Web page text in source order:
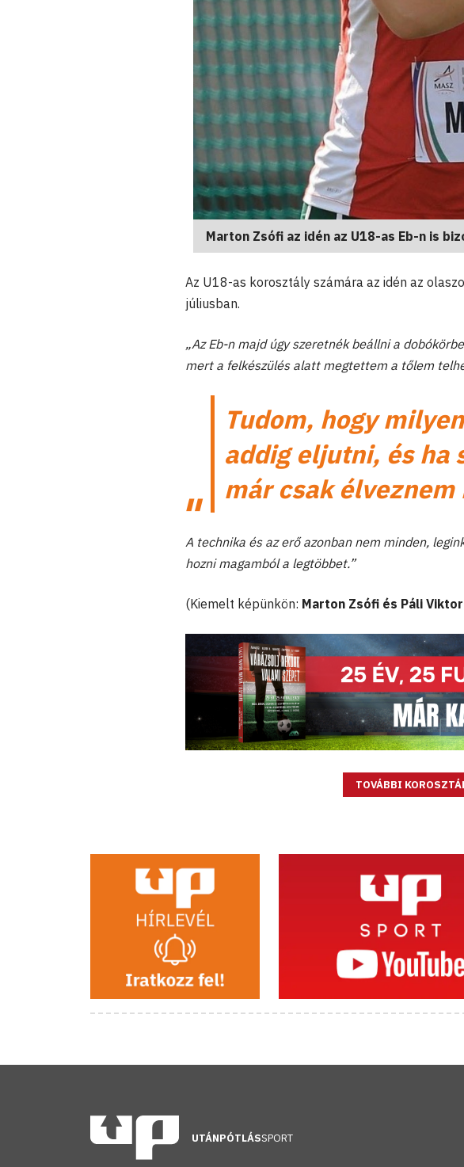
Marton Zsófi az idén az U18-as Eb-n is
Az U18-as korosztály számára az idén az
júliusban.
„Az Eb-n majd úgy szeretnék beállni a
mert a felkészülés alatt megtettem a tőlem
Tudom, hogy
addig eljutni, és ha
már csak
A technika és az erő azonban nem minden,
hozni magamból a legtöbbet.”
(Kiemelt képünkön: Marton Zsófi és Páli Viktor
TOVÁBBI
UTÁNPÓTLÁSSPORT